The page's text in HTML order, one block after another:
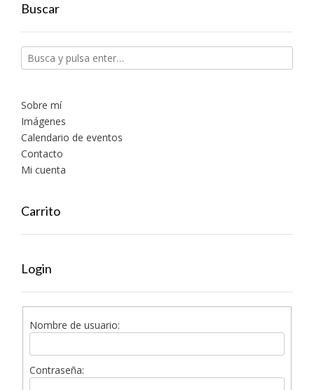
Buscar
Sobre mí
Imágenes
Calendario de eventos
Contacto
Mi cuenta
Carrito
Login
Nombre de usuario:
Contraseña: